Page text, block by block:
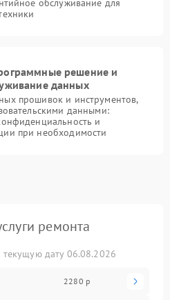
обслуживание для
решение и
данных
прошивок и инструментов,
данными:
и
при необходимости
ремонта
дату 06.08.2026
2280 р